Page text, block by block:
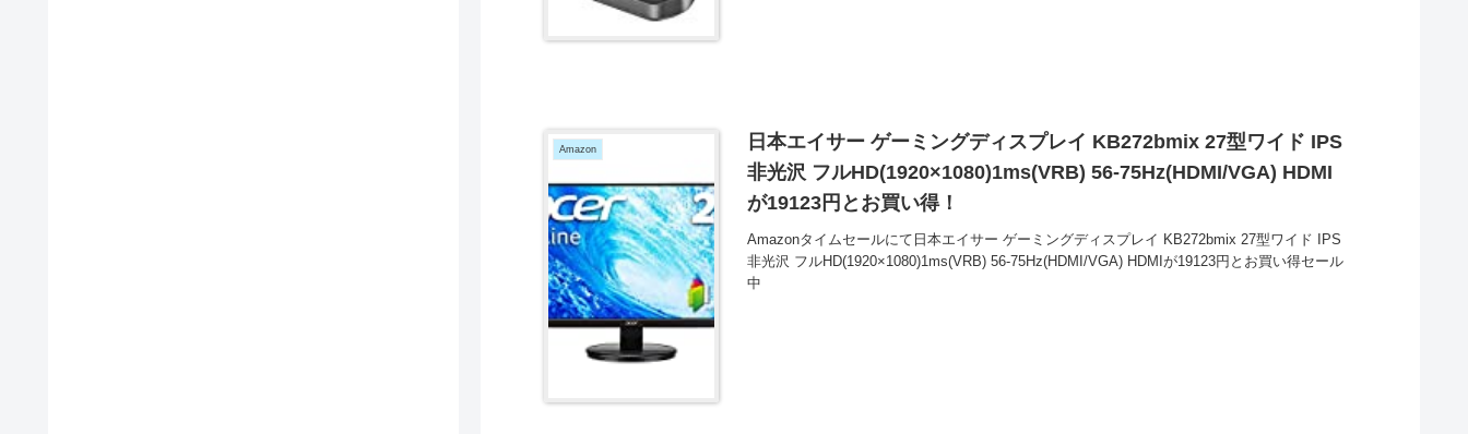
Amazon
日本エイサー ゲーミングディスプレイ KB272bmix 27型ワイド IPS
非光沢 フルHD(1920×1080)1ms(VRB) 56-75Hz(HDMI/VGA) HDMI
が19123円とお買い得！
Amazonタイムセールにて日本エイサー ゲーミングディスプレイ KB272bmix 27型ワイド IPS
非光沢 フルHD(1920×1080)1ms(VRB) 56-75Hz(HDMI/VGA) HDMIが19123円とお買い得セール
中